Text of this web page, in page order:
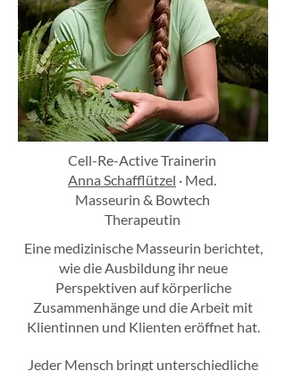
Cell-Re-Active Trainerin
Anna Schafflützel · Med.
Masseurin & Bowtech
Therapeutin
Eine medizinische Masseurin berichtet,
wie die Ausbildung ihr neue
Perspektiven auf körperliche
Zusammenhänge und die Arbeit mit
Klientinnen und Klienten eröffnet hat.
Jeder Mensch bringt unterschiedliche